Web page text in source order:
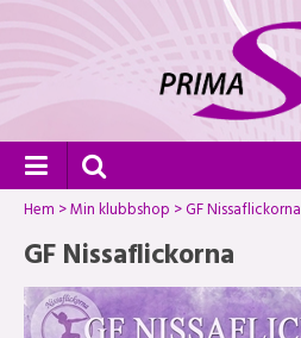
Hem >Min klubbshop >GF Nissaflickorna
GF Nissaflickorna